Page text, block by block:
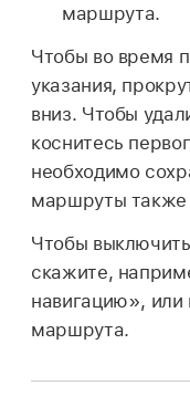
маршрута.
Чтобы во время
указания,
вниз. Чтобы
коснитесь
необходимо
маршруты также
Чтобы
скажите,
навигацию», или
маршрута.